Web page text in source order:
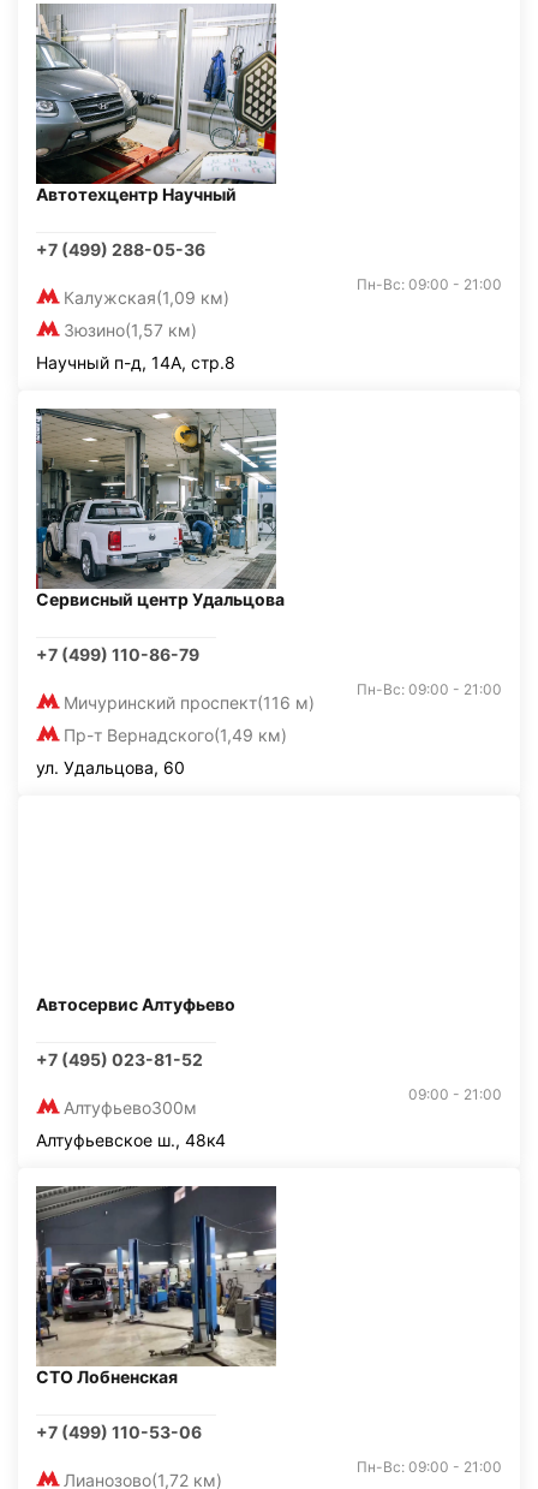
Автотехцентр Научный
+7 (499) 288-05-36
Калужская(1,09 км)
Зюзино(1,57 км)
Пн-Вс: 09:00 - 21:00
Научный п-д, 14А, стр.8
Сервисный центр Удальцова
+7 (499) 110-86-79
Мичуринский проспект(116 м)
Пр-т Вернадского(1,49 км)
Пн-Вс: 09:00 - 21:00
ул. Удальцова, 60
Автосервис Алтуфьево
+7 (495) 023-81-52
Алтуфьево300м
09:00 - 21:00
Алтуфьевское ш., 48к4
СТО Лобненская
+7 (499) 110-53-06
Лианозово(1,72 км)
Пн-Вс: 09:00 - 21:00